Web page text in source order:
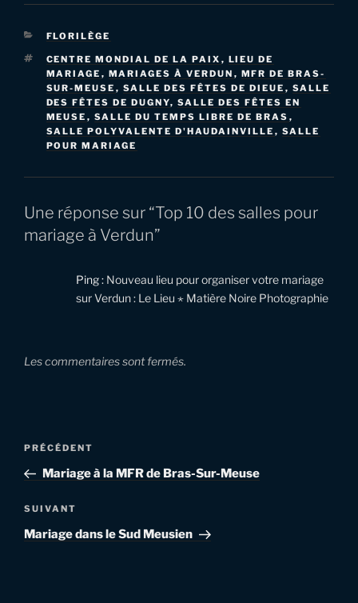
CATÉGORIES
FLORILÈGE
ÉTIQUETTES
CENTRE MONDIAL DE LA PAIX , LIEU DE
MARIAGE , MARIAGES À VERDUN , MFR DE BRAS-
SUR-MEUSE , SALLE DES FÊTES DE DIEUE , SALLE
DES FÊTES DE DUGNY, SALLE DES FÊTES EN
MEUSE , SALLE DU TEMPS LIBRE DE BRAS ,
SALLE POLYVALENTE D'HAUDAINVILLE , SALLE
POUR MARIAGE
Une réponse sur “Top 10 des salles pour
mariage à Verdun”
Ping : Nouveau lieu pour organiser votre mariage
sur Verdun : Le Lieu ⋆ Matière Noire Photographie
Les commentaires sont fermés.
Navigation
l’article
Article
précédent
PRÉCÉDENT
Mariage à la MFR de Bras-Sur-Meuse
Article
suivant
SUIVANT
Mariage dans le Sud Meusien